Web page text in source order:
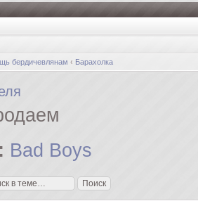
бердичевлянам ‹ Барахолка
Bad Boys